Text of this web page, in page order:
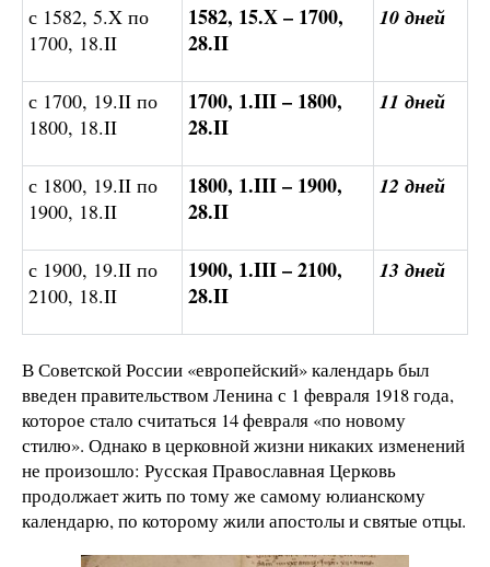
с 1582, 5.X по
1700, 18.II
1582, 15.X – 1700,
28.II
10 дней
с 1700, 19.II по
1800, 18.II
1700, 1.III – 1800,
28.II
11 дней
с 1800, 19.II по
1900, 18.II
1800, 1.III – 1900,
28.II
12 дней
с 1900, 19.II по
2100, 18.II
1900, 1.III –2100,
28.II
13 дней
В Советской России «европейский» календарь был
введен правительством Ленина с 1 февраля 1918 года,
которое стало считаться 14 февраля «по новому
стилю». Однако в церковной жизни никаких изменений
не произошло: Русская Православная Церковь
продолжает жить по тому же самому юлианскому
календарю, по которому жили апостолы и святые отцы.